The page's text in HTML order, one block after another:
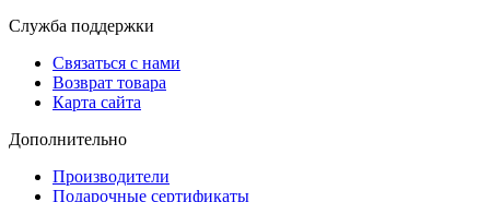
Служба поддержки
Связаться с нами
Возврат товара
Карта сайта
Дополнительно
Производители
Подарочные сертификаты